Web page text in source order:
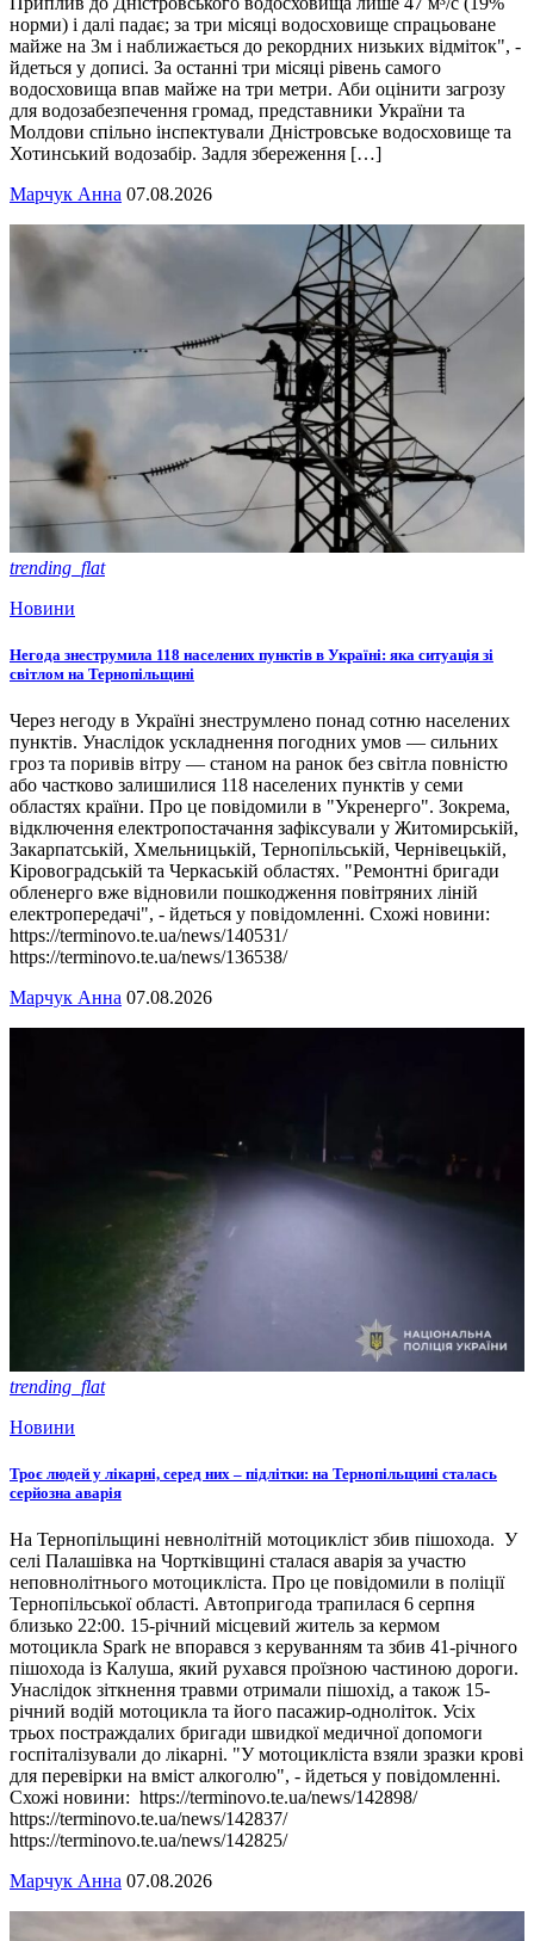
норми) і далі падає; за три місяці водосховище спрацьоване
майже на 3м і наближається до рекордних низьких відміток", -
йдеться у дописі. За останні три місяці рівень самого
водосховища впав майже на три метри. Аби оцінити загрозу
для водозабезпечення громад, представники України та
Молдови спільно інспектували Дністровське водосховище та
Хотинський водозабір. Задля збереження […]
Марчук Анна 07.08.2026
trending_flat
Новини
Негода знеструмила 118 населених пунктів в Україні: яка ситуація зі
світлом на Тернопільщині
Через негоду в Україні знеструмлено понад сотню населених
пунктів. Унаслідок ускладнення погодних умов — сильних
гроз та поривів вітру — станом на ранок без світла повністю
або частково залишилися 118 населених пунктів у семи
областях країни. Про це повідомили в "Укренерго". Зокрема,
відключення електропостачання зафіксували у Житомирській,
Закарпатській, Хмельницькій, Тернопільській, Чернівецькій,
Кіровоградській та Черкаській областях. "Ремонтні бригади
обленерго вже відновили пошкодження повітряних ліній
електропередачі", - йдеться у повідомленні. Схожі новини:
https://terminovo.te.ua/news/140531/
https://terminovo.te.ua/news/136538/
Марчук Анна 07.08.2026
trending_flat
Новини
Троє людей у лікарні, серед них – підлітки: на Тернопільщині сталась
серйозна аварія
На Тернопільщині невнолітній мотоцикліст збив пішохода. У
селі Палашівка на Чортківщині сталася аварія за участю
неповнолітнього мотоцикліста. Про це повідомили в поліції
Тернопільської області. Автопригода трапилася 6 серпня
близько 22:00. 15-річний місцевий житель за кермом
мотоцикла Spark не впорався з керуванням та збив 41-річного
пішохода із Калуша, який рухався проїзною частиною дороги.
Унаслідок зіткнення травми отримали пішохід, а також 15-
річний водій мотоцикла та його пасажир-одноліток. Усіх
трьох постраждалих бригади швидкої медичної допомоги
госпіталізували до лікарні. "У мотоцикліста взяли зразки крові
для перевірки на вміст алкоголю", - йдеться у повідомленні.
Схожі новини: https://terminovo.te.ua/news/142898/
https://terminovo.te.ua/news/142837/
https://terminovo.te.ua/news/142825/
Марчук Анна 07.08.2026